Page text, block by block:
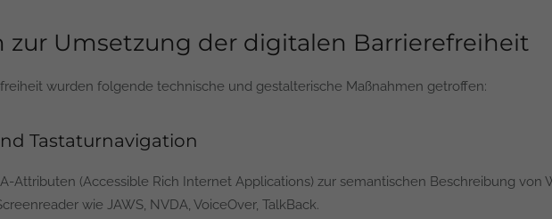
zur Umsetzung der digitalen Barrierefreiheit
wurden folgende technische und gestalterische Maßnahmen getroffen:
Tastaturnavigation
Attributen (Accessible Rich Internet Applications) zur semantischen Beschreibung von
wie JAWS, NVDA, VoiceOver, TalkBack.